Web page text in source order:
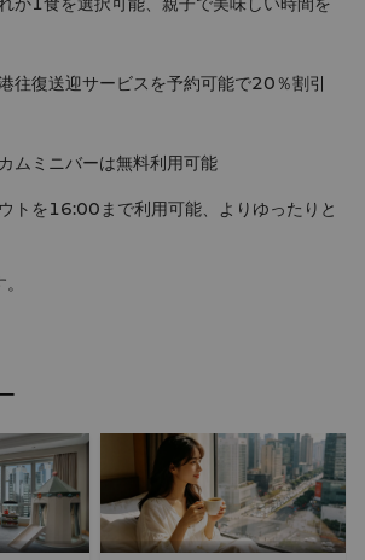
往復送迎サービスを予約可能で20％割引
ムミニバーは無料利用可能
トを16:00まで利用可能、よりゆったりと